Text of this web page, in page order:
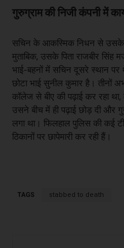
गुरुग्राम की निजी कंपनी में
सचिन के आकस्मिक निधन से उसके
मुताबिक, उसके पिता राजबीर सिंह
भाई-बहनों में सचिन दूसरे स्थान
छोटा भाई सुनील कुमार है। तीनों
कॉलेज से बीए की पढ़ाई कर रहा था,
उसने बीच में ही पढ़ाई छोड़ दी और
लगा था। फिलहाल पुलिस की कई
ठिकानों पर छापेमारी कर रही हैं।
TAGS stabbed to death